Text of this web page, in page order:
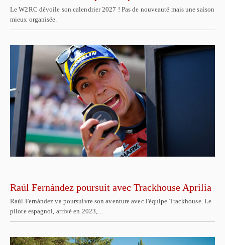
Le W2RC dévoile son calendrier 2027 ! Pas de nouveauté mais une saison
mieux organisée.
Raúl Fernández poursuit avec Trackhouse Aprilia
Raúl Fernández va poursuivre son aventure avec l'équipe Trackhouse. Le
pilote espagnol, arrivé en 2023,…